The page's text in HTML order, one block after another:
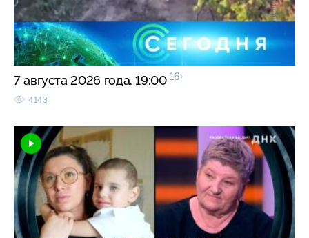
7 августа 2026 года. 19:00 16+
4143